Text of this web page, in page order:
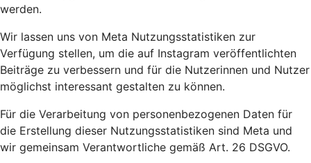
werden.
Wir lassen uns von Meta Nutzungsstatistiken zur
Verfügung stellen, um die auf Instagram veröffentlichten
Beiträge zu verbessern und für die Nutzerinnen und Nutzer
möglichst interessant gestalten zu können.
Für die Verarbeitung von personenbezogenen Daten für
die Erstellung dieser Nutzungsstatistiken sind Meta und
wir gemeinsam Verantwortliche gemäß Art. 26 DSGVO.